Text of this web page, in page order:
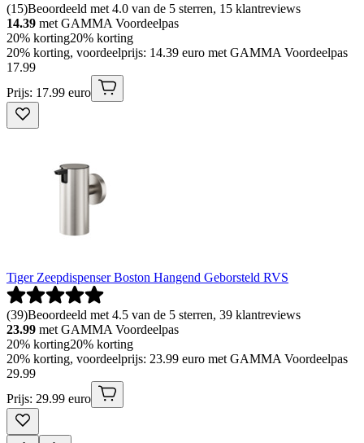
(15)Beoordeeld met 4.0 van de 5 sterren, 15 klantreviews
14.39 met GAMMA Voordeelpas
20% korting20% korting
20% korting, voordeelprijs: 14.39 euro met GAMMA Voordeelpas
17.99
Prijs: 17.99 euro
Tiger Zeepdispenser Boston Hangend Geborsteld RVS
(39)Beoordeeld met 4.5 van de 5 sterren, 39 klantreviews
23.99 met GAMMA Voordeelpas
20% korting20% korting
20% korting, voordeelprijs: 23.99 euro met GAMMA Voordeelpas
29.99
Prijs: 29.99 euro